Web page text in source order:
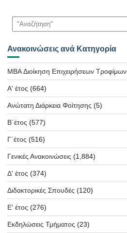
Ανακοινώσεις ανά Κατηγορία
MBA Διοίκηση Επιχειρήσεων Τροφίμων
Α' έτος (664)
Ανώτατη Διάρκεια Φοίτησης (5)
Β΄έτος (577)
Γ΄έτος (516)
Γενικές Ανακοινώσεις (1,884)
Δ' έτος (374)
Διδακτορικές Σπουδές (120)
Ε' έτος (276)
Εκδηλώσεις Τμήματος (23)